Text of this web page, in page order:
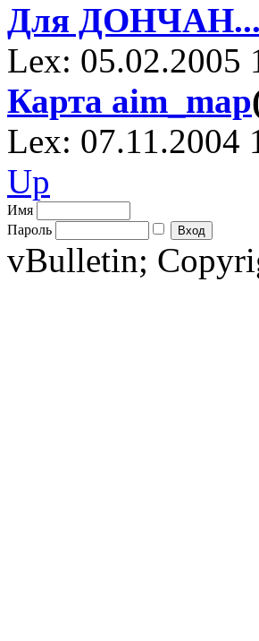
Для ДОНЧАН...
Lex: 05.02.2005
Карта aim_map
Lex: 07.11.2004
Up
Имя
Пароль
vBulletin;